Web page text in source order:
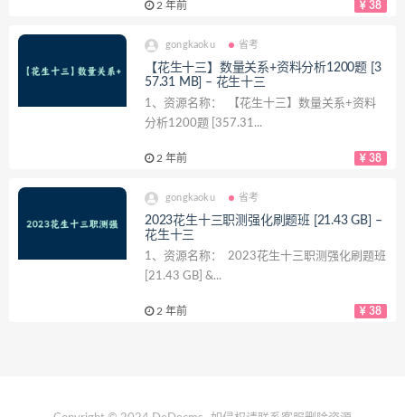
2 年前 38
gongkaoku 省考
【花生十三】数量关系+资料分析1200题 [3
57.31 MB] – 花生十三
1、资源名称： 【花生十三】数量关系+资料
分析1200题 [357.31...
2 年前 38
gongkaoku 省考
2023花生十三职测强化刷题班 [21.43 GB] –
花生十三
1、资源名称： 2023花生十三职测强化刷题班
[21.43 GB] &...
2 年前 38